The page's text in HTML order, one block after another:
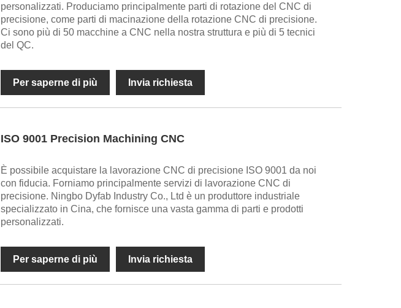
personalizzati. Produciamo principalmente parti di rotazione del CNC di
precisione, come parti di macinazione della rotazione CNC di precisione.
Ci sono più di 50 macchine a CNC nella nostra struttura e più di 5 tecnici
del QC.
Per saperne di più Invia richiesta
ISO 9001 Precision Machining CNC
È possibile acquistare la lavorazione CNC di precisione ISO 9001 da noi
con fiducia. Forniamo principalmente servizi di lavorazione CNC di
precisione. Ningbo Dyfab Industry Co., Ltd è un produttore industriale
specializzato in Cina, che fornisce una vasta gamma di parti e prodotti
personalizzati.
Per saperne di più Invia richiesta